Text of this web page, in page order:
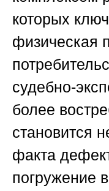
которых
физическая
судебно-
более
становится
факта
погружение